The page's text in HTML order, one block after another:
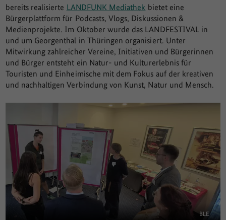
bereits realisierte LANDFUNK Mediathek bietet eine
Bürgerplattform für Podcasts, Vlogs, Diskussionen &
Medienprojekte. Im Oktober wurde das LANDFESTIVAL in
und um Georgenthal in Thüringen organisiert. Unter
Mitwirkung zahlreicher Vereine, Initiativen und Bürgerinnen
und Bürger entsteht ein Natur- und Kulturerlebnis für
Touristen und Einheimische mit dem Fokus auf der kreativen
und nachhaltigen Verbindung von Kunst, Natur und Mensch.
BLE